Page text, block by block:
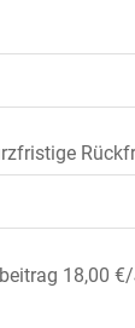
18,00